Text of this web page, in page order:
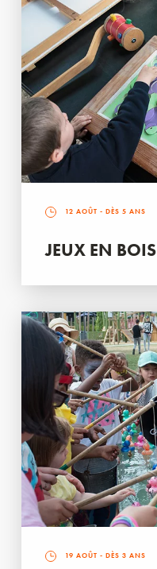
12 AOÛT - DÈS 5 ANS
JEUX EN BOIS
19 AOÛT - DÈS 3 ANS